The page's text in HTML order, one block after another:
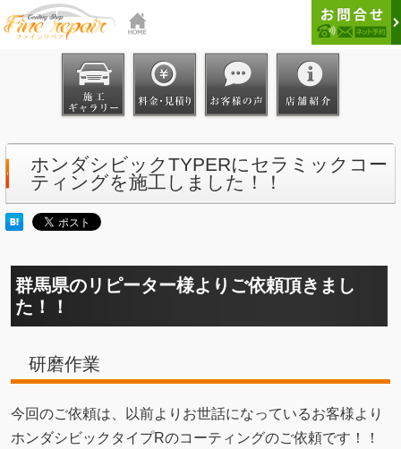
ホンダシビックTYPERにセラミックコー
ティングを施工しました！！
群馬県のリピーター様よりご依頼頂きまし
た！！
研磨作業
今回のご依頼は、以前よりお世話になっているお客様より
ホンダシビックタイプRのコーティングのご依頼です！！